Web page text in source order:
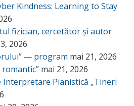
Kindness: Learning to Stay
fizician, cercetător și autor
2026
— program mai 21, 2026
romantic” mai 21, 2026
Pianistică „Tineri